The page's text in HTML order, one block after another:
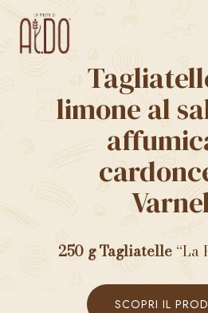
main
Carrello
limone al
250 g Tagliatelle“La
SCOPRI IL